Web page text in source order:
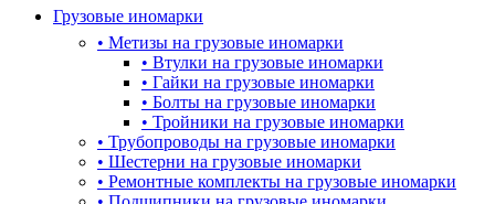
Грузовые иномарки
• Метизы на грузовые иномарки
• Втулки на грузовые иномарки
• Гайки на грузовые иномарки
• Болты на грузовые иномарки
• Тройники на грузовые иномарки
• Трубопроводы на грузовые иномарки
• Шестерни на грузовые иномарки
• Ремонтные комплекты на грузовые иномарки